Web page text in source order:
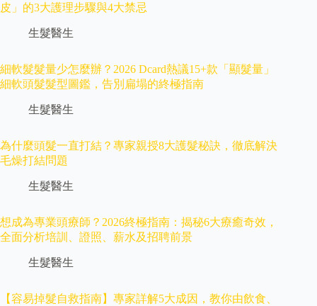
皮」的3大護理步驟與4大禁忌
生髮醫生
細軟髮髮量少怎麼辦？2026 Dcard熱議15+款「顯髮量」
細軟頭髮髮型圖鑑，告別扁塌的終極指南
生髮醫生
為什麼頭髮一直打結？專家親授8大護髮秘訣，徹底解決
毛燥打結問題
生髮醫生
想成為專業頭療師？2026終極指南：揭秘6大療癒奇效，
全面分析培訓、證照、薪水及招聘前景
生髮醫生
【容易掉髮自救指南】專家詳解5大成因，教你由飲食、